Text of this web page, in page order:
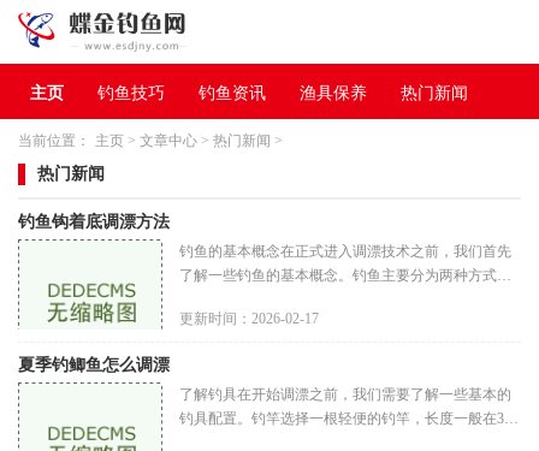
主页 钓鱼技巧 钓鱼资讯 渔具保养 热门新闻
当前位置： 主页 > 文章中心 > 热门新闻 >
热门新闻
钓鱼钩着底调漂方法
钓鱼的基本概念在正式进入调漂技术之前，我们首先
了解一些钓鱼的基本概念。钓鱼主要分为两种方式：
水面附近，而底钓则是将鱼
更新时间：2026-02-17
夏季钓鲫鱼怎么调漂
了解钓具在开始调漂之前，我们需要了解一些基本的
钓具配置。钓竿选择一根轻便的钓竿，长度一般在3.6